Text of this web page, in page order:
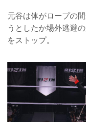
元谷は体がロープの
うとしたか場外逃避
をストップ。